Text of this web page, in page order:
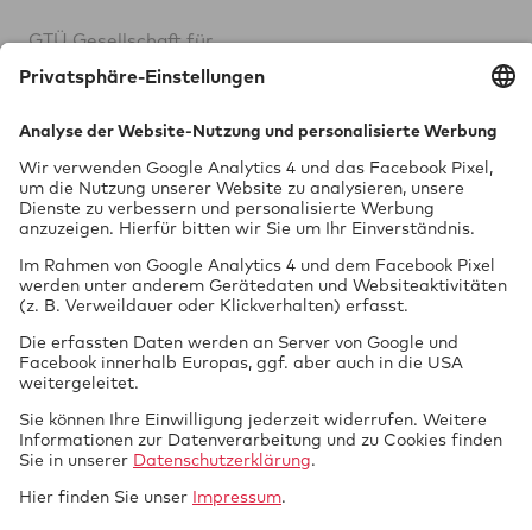
GTÜ Ge­sell­schaft für
Tech­ni­sche Über­wa­chung mbH
70567 Stuttgart
FON 0711 97676-0
MAIL info@gtue.de
WEB www.gtue.de
Datenschutz
Impressum